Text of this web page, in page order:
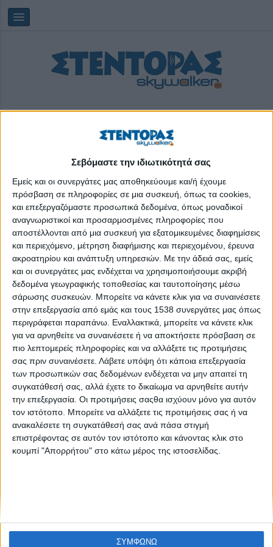
Σεβόμαστε την ιδιωτικότητά σας
Εμείς και οι συνεργάτες μας αποθηκεύουμε και/ή έχουμε
πρόσβαση σε πληροφορίες σε μια συσκευή, όπως τα cookies,
και επεξεργαζόμαστε προσωπικά δεδομένα, όπως μοναδικοί
αναγνωριστικοί και προσαρμοσμένες πληροφορίες που
αποστέλλονται από μια συσκευή για εξατομικευμένες διαφημίσεις
και περιεχόμενο, μέτρηση διαφήμισης και περιεχομένου, έρευνα
ακροατηρίου και ανάπτυξη υπηρεσιών. Με την άδειά σας, εμείς
και οι συνεργάτες μας ενδέχεται να χρησιμοποιήσουμε ακριβή
δεδομένα γεωγραφικής τοποθεσίας και ταυτοποίησης μέσω
σάρωσης συσκευών. Μπορείτε να κάνετε κλικ για να συναινέσετε
στην επεξεργασία από εμάς και τους 1538 συνεργάτες μας όπως
περιγράφεται παραπάνω. Εναλλακτικά, μπορείτε να κάνετε κλικ
για να αρνηθείτε να συναινέσετε ή να αποκτήσετε πρόσβαση σε
πιο λεπτομερείς πληροφορίες και να αλλάξετε τις προτιμήσεις
σας πριν συναινέσετε. Λάβετε υπόψη ότι κάποια επεξεργασία
των προσωπικών σας δεδομένων ενδέχεται να μην απαιτεί τη
συγκατάθεσή σας, αλλά έχετε το δικαίωμα να αρνηθείτε αυτήν
την επεξεργασία. Οι προτιμήσεις σαςθα ισχύουν μόνο για αυτόν
τον ιστότοπο. Μπορείτε να αλλάξετε τις προτιμήσεις σας ή να
ανακαλέσετε τη συγκατάθεσή σας ανά πάσα στιγμή
επιστρέφοντας σε αυτόν τον ιστότοπο και κάνοντας κλικ στο
κουμπί "Απορρήτου" στο κάτω μέρος της ιστοσελίδας.
ΣΥΜΦΩΝΩ
Saturday, 08/08/2026 09:09:19
ωμέγα 3
Πόσο προστατεύουν τους ανθρώπους τα συμπληρώματα
ωμέγα-3 και βιταμίνης D;
None feed
CONNECT
NEWSLETTER